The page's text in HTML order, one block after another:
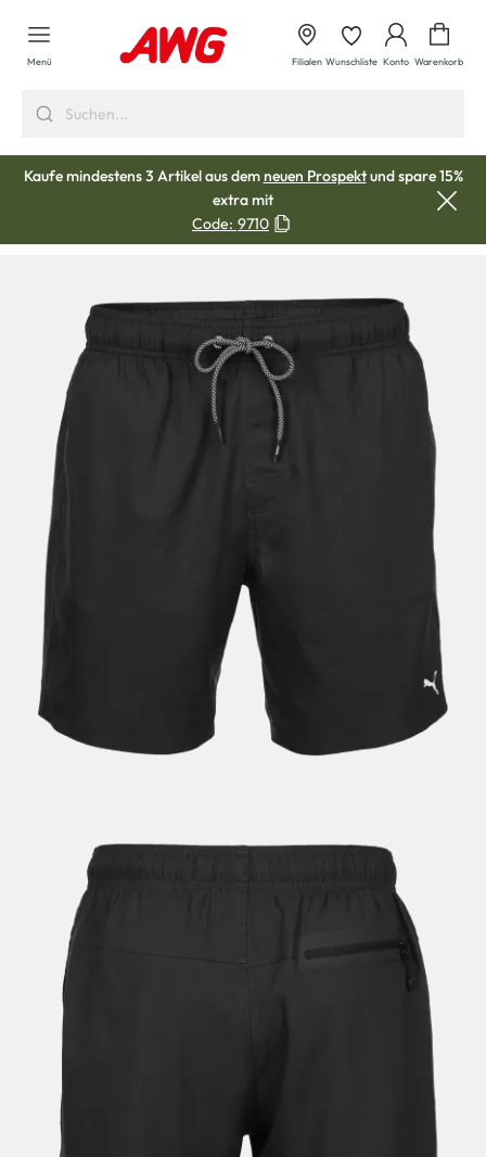
springen
Menü Filialen Wunschliste Konto Warenkorb
Kaufe mindestens 3 Artikel aus demneuen Prospektund spare 15%
extra mit
Code: 9710